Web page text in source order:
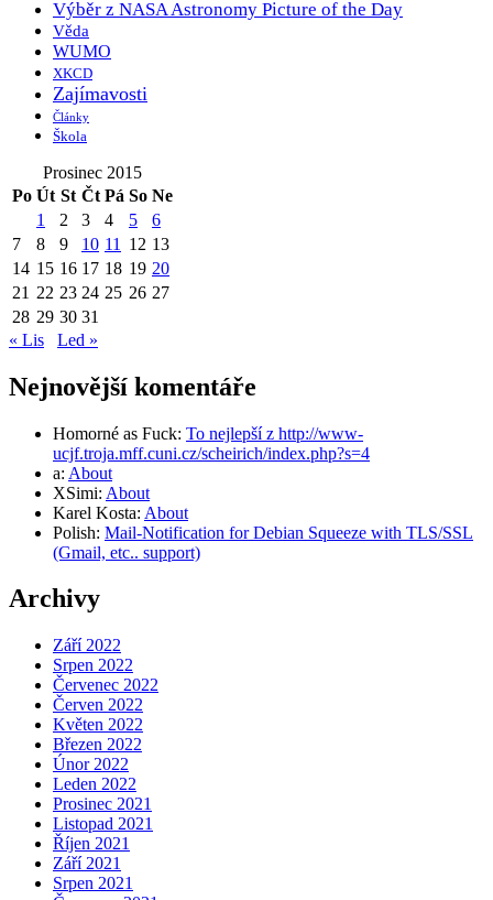
Výběr z NASA Astronomy Picture of the Day
Věda
WUMO
XKCD
Zajímavosti
Články
Škola
Prosinec 2015
Po Út St Čt Pá So Ne
1
2 3 4 5
6
7
8 9 10 11 12 13
14 15 16 17 18 19 20
21 22 23 24 25 26 27
28 29 30 31
« Lis
Led »
Nejnovější komentáře
Homorné as Fuck: To nejlepší z http://www-
ucjf.troja.mff.cuni.cz/scheirich/index.php?s=4
a: About
XSimi: About
Karel Kosta: About
Polish: Mail-Notification for Debian Squeeze with TLS/SSL
(Gmail, etc.. support)
Archivy
Září 2022
Srpen 2022
Červenec 2022
Červen 2022
Květen 2022
Březen 2022
Únor 2022
Leden 2022
Prosinec 2021
Listopad 2021
Říjen 2021
Září 2021
Srpen 2021